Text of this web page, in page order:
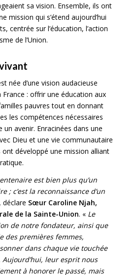
sa vision. Ensemble, ils ont
mission qui s’étend aujourd’hui
centrée sur l’éducation, l’action
de l’Union.
née d’une vision audacieuse
France : offrir une éducation aux
pauvres tout en donnant
les compétences nécessaires
avenir. Enracinées dans une
Dieu et une vie communautaire
développé une mission alliant
est bien plus qu’un
; c’est la reconnaissance d’un
Sœur Caroline Njah,
de la Sainte-Union. « Le
de notre fondateur, ainsi que
des premières femmes,
dans chaque vie touchée
leur esprit nous
à honorer le passé, mais